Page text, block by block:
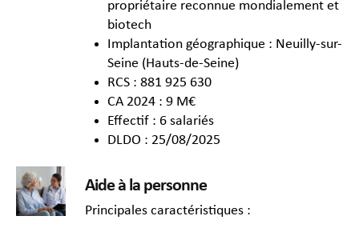
propriétaire reconnue mondialement et
biotech
Implantation géographique : Neuilly-sur-
Seine (Hauts-de-Seine)
RCS : 881 925 630
CA 2024 : 9 M€
Effectif : 6 salariés
DLDO : 25/08/2025
Aide à la personne
Principales caractéristiques :